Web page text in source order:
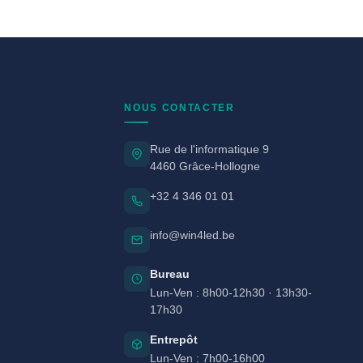
NOUS CONTACTER
Rue de l'informatique 9
4460 Grâce-Hollogne
+32 4 346 01 01
info@win4led.be
Bureau
Lun-Ven : 8h00-12h30 · 13h30-
17h30
Entrepôt
Lun-Ven : 7h00-16h00